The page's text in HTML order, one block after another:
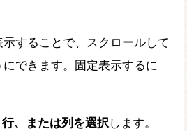
することで、スクロールして
できます。固定表示するに
、または列を選択します。